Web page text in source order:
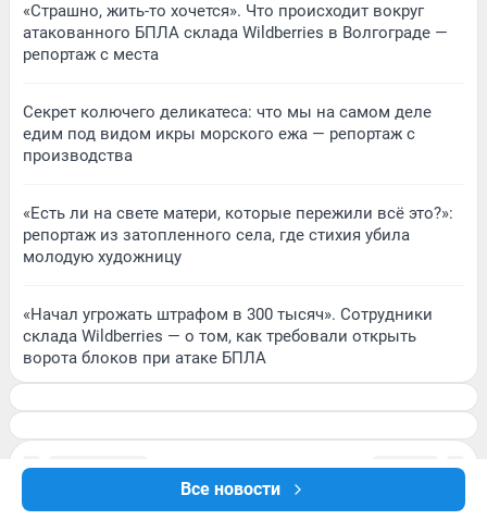
Все новости
«Страшно, жить-то хочется». Что происходит вокруг
атакованного БПЛА склада Wildberries в Волгограде —
репортаж с места
Секрет колючего деликатеса: что мы на самом деле
едим под видом икры морского ежа — репортаж с
производства
«Есть ли на свете матери, которые пережили всё это?»:
репортаж из затопленного села, где стихия убила
молодую художницу
«Начал угрожать штрафом в 300 тысяч». Сотрудники
склада Wildberries — о том, как требовали открыть
ворота блоков при атаке БПЛА